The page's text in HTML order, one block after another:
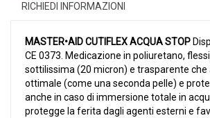
RICHIEDI INFORMAZIONI
MASTER•AID CUTIFLEX ACQUA STOP
CE 0373. Medicazione in poliuretano,
sottilissima (20 micron) e trasparente che
ottimale (come una seconda pelle) e
anche in caso di immersione totale in
protegge la ferita dagli agenti esterni e